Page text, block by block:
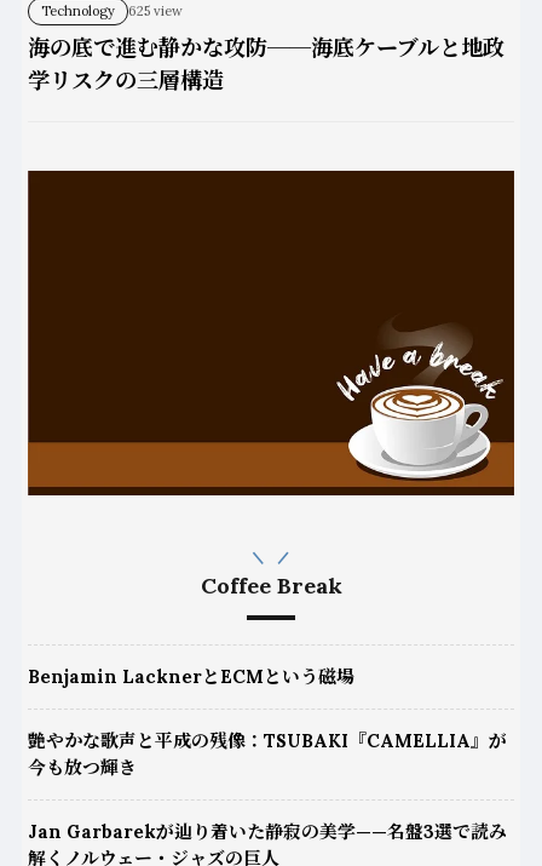
Technology 625 view
海の底で進む静かな攻防──海底ケーブルと地政
学リスクの三層構造
Coffee Break
Benjamin LacknerとECMという磁場
艶やかな歌声と平成の残像：TSUBAKI『CAMELLIA』が
今も放つ輝き
Jan Garbarekが辿り着いた静寂の美学——名盤3選で読み
解くノルウェー・ジャズの巨人